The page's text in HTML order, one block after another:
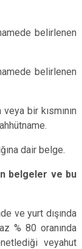
belirlenen
belirlenen
bir kısmının
dair belge.
belgeler ve bu
ve yurt dışında
% 80 oranında
veyahut